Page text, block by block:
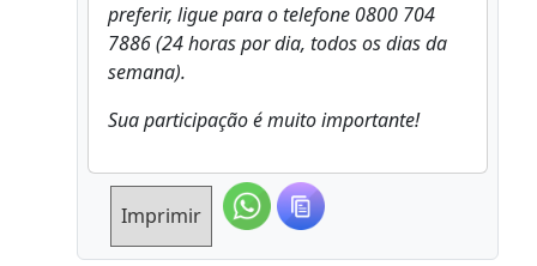
preferir, ligue para o telefone 0800 704
7886 (24 horas por dia, todos os dias da
semana).
Sua participação é muito importante!
Imprimir